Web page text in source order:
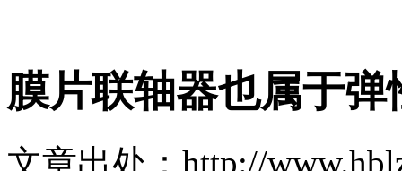
膜片联轴器也属于弹
文章出处：http://